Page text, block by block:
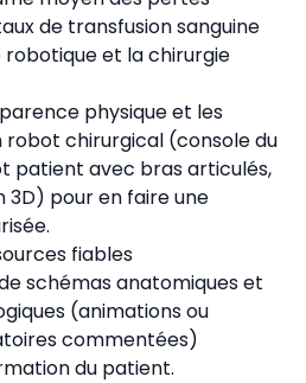
de transfusion sanguine
et la chirurgie
physique et les
chirurgical (console du
patient avec bras articulés,
3D) pour en faire une
fiables
schémas anatomiques et
(animations ou
commentées)
du patient.